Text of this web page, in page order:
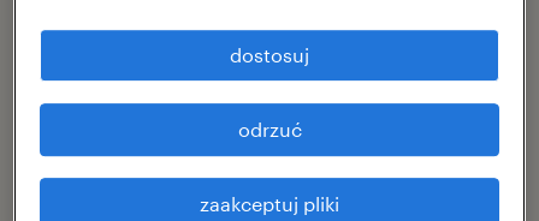
budownictwo / architektura
46788510
zaakceptuj pliki
odrzuć
dostosuj